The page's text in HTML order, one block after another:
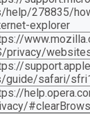
help/278835/
explorer
privacy/
guide/safari/